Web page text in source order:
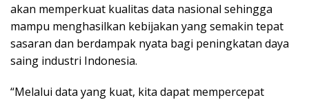
akan memperkuat kualitas data nasional sehingga
mampu menghasilkan kebijakan yang semakin tepat
sasaran dan berdampak nyata bagi peningkatan daya
saing industri Indonesia.
“Melalui data yang kuat, kita dapat mempercepat